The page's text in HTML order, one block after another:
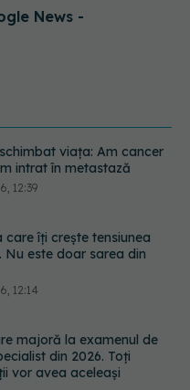
News -
care îți crește tensiunea
Nu este doar sarea din
majoră la examenul de
din 2026. Toți
11:52
4 efecte adverse